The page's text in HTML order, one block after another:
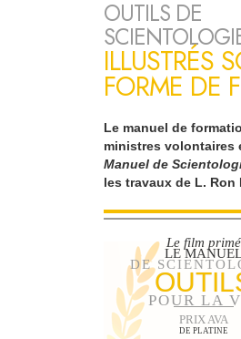
OUTILS DE
ILLUSTRÉS
FORME DE
Le manuel de
ministres volontaires
Manuel de
les travaux de L. Ron
Le film primé
LE
DE
POUR LA
PRIX AVA
DE PLATINE